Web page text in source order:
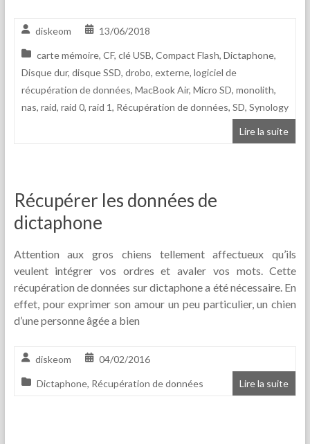
diskeom 13/06/2018
carte mémoire, CF, clé USB, Compact Flash, Dictaphone,
Disque dur, disque SSD, drobo, externe, logiciel de
récupération de données, MacBook Air, Micro SD, monolith,
nas, raid, raid 0, raid 1, Récupération de données, SD, Synology
Lire la suite
Récupérer les données de
dictaphone
Attention aux gros chiens tellement affectueux qu’ils
veulent intégrer vos ordres et avaler vos mots. Cette
récupération de données sur dictaphone a été nécessaire. En
effet, pour exprimer son amour un peu particulier, un chien
d’une personne âgée a bien
diskeom 04/02/2016
Dictaphone, Récupération de données Lire la suite